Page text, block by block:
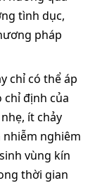
tình dục,
pháp
chỉ có thể áp
định của
ít chảy
nhiễm nghiêm
vùng kín
thời gian